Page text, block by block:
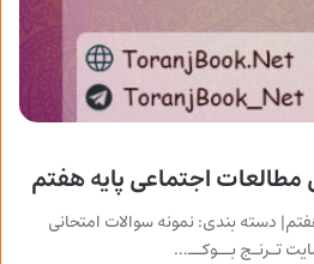
مطالعات اجتماعی پایه هفتم
دسته بندی: نمونه سوالات امتحانی